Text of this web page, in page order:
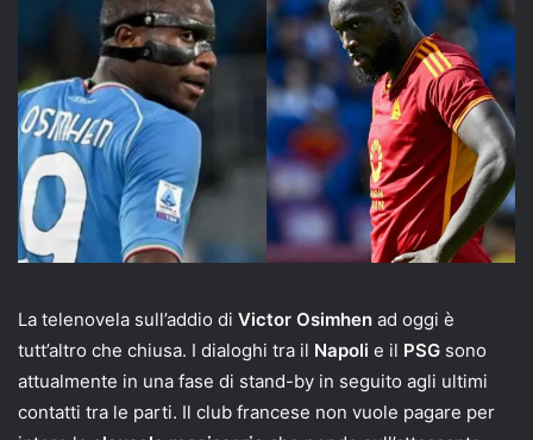
La telenovela sull’addio di Victor Osimhen ad oggi è
tutt’altro che chiusa. I dialoghi tra il Napoli e il PSG sono
attualmente in una fase di stand-by in seguito agli ultimi
contatti tra le parti. Il club francese non vuole pagare per